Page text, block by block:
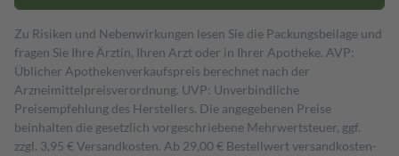
Zu Risiken und Nebenwirkungen lesen Sie die Packungsbeilage und
fragen Sie Ihre Ärztin, Ihren Arzt oder in Ihrer Apotheke. AVP:
Üblicher Apothekenverkaufspreis berechnet nach der
Arzneimittelpreisverordnung. UVP: Unverbindliche
Preisempfehlung des Herstellers. Die angegebenen Preise
beinhalten die gesetzlich vorgeschriebene Mehrwertsteuer, ggf.
zzgl. 3,95 € Versandkosten. Ab 29,00 € Bestell­wert versand­kosten­